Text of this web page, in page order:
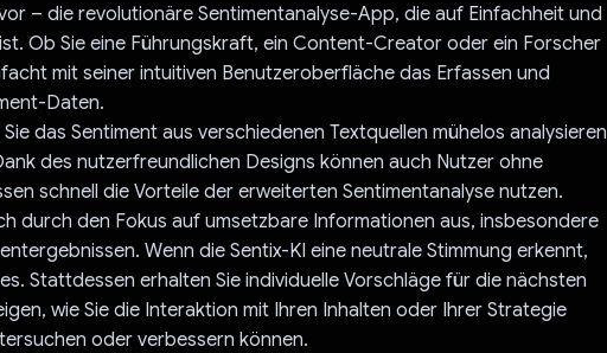
– die revolutionäre Sentimentanalyse-App, die auf Einfachheit und
Ob Sie eine Führungskraft, ein Content-Creator oder ein Forscher
mit seiner intuitiven Benutzeroberfläche das Erfassen und
Daten.
das Sentiment aus verschiedenen Textquellen mühelos analysieren
des nutzerfreundlichen Designs können auch Nutzer ohne
schnell die Vorteile der erweiterten Sentimentanalyse nutzen.
durch den Fokus auf umsetzbare Informationen aus, insbesondere
Wenn die Sentix-KI eine neutrale Stimmung erkennt,
Stattdessen erhalten Sie individuelle Vorschläge für die nächsten
wie Sie die Interaktion mit Ihren Inhalten oder Ihrer Strategie
oder verbessern können.